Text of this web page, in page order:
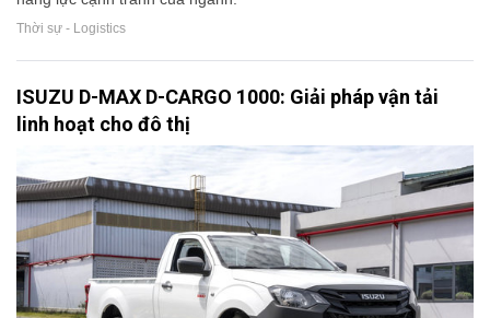
Thời sự - Logistics
ISUZU D-MAX D-CARGO 1000: Giải pháp vận tải
linh hoạt cho đô thị